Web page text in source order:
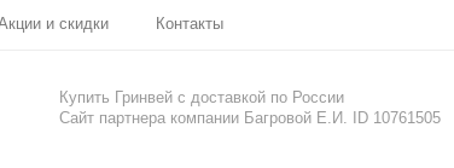
и скидки Контакты
Купить Гринвей c доставкой по России
Сайт партнера компании Багровой Е.И. ID 10761505